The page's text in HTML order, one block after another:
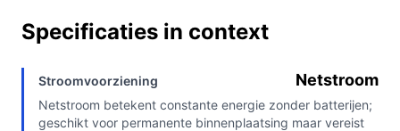
Specificaties in context
Stroomvoorziening Netstroom
Netstroom betekent constante energie zonder batterijen;
geschikt voor permanente binnenplaatsing maar vereist